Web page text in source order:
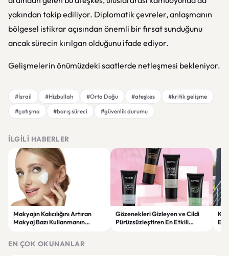
yakından takip ediliyor. Diplomatik çevreler, anlaşmanın
bölgesel istikrar açısından önemli bir fırsat sunduğunu
ancak sürecin kırılgan olduğunu ifade ediyor.
Gelişmelerin önümüzdeki saatlerde netleşmesi bekleniyor.
#İsrail #Hizbullah #Orta Doğu #ateşkes
#kritik gelişme
#çatışma
#barış süreci #güvenlik durumu
İLGILI HABERLER
Makyajın Kalıcılığını Artıran
Makyaj Bazı Kullanmanın
Gözenekleri Gizleyen ve Cildi
Pürüzsüzleştiren En Etkili
EN ÇOK OKUNANLAR